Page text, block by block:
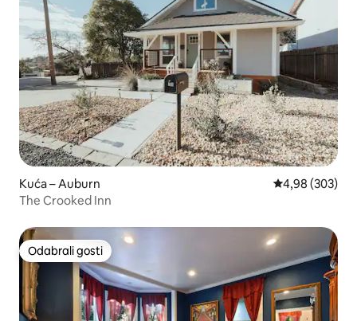
Kuća – Auburn Prosječna
4,98 (303)
The Crooked Inn
Odabrali gosti
Odabrali gosti